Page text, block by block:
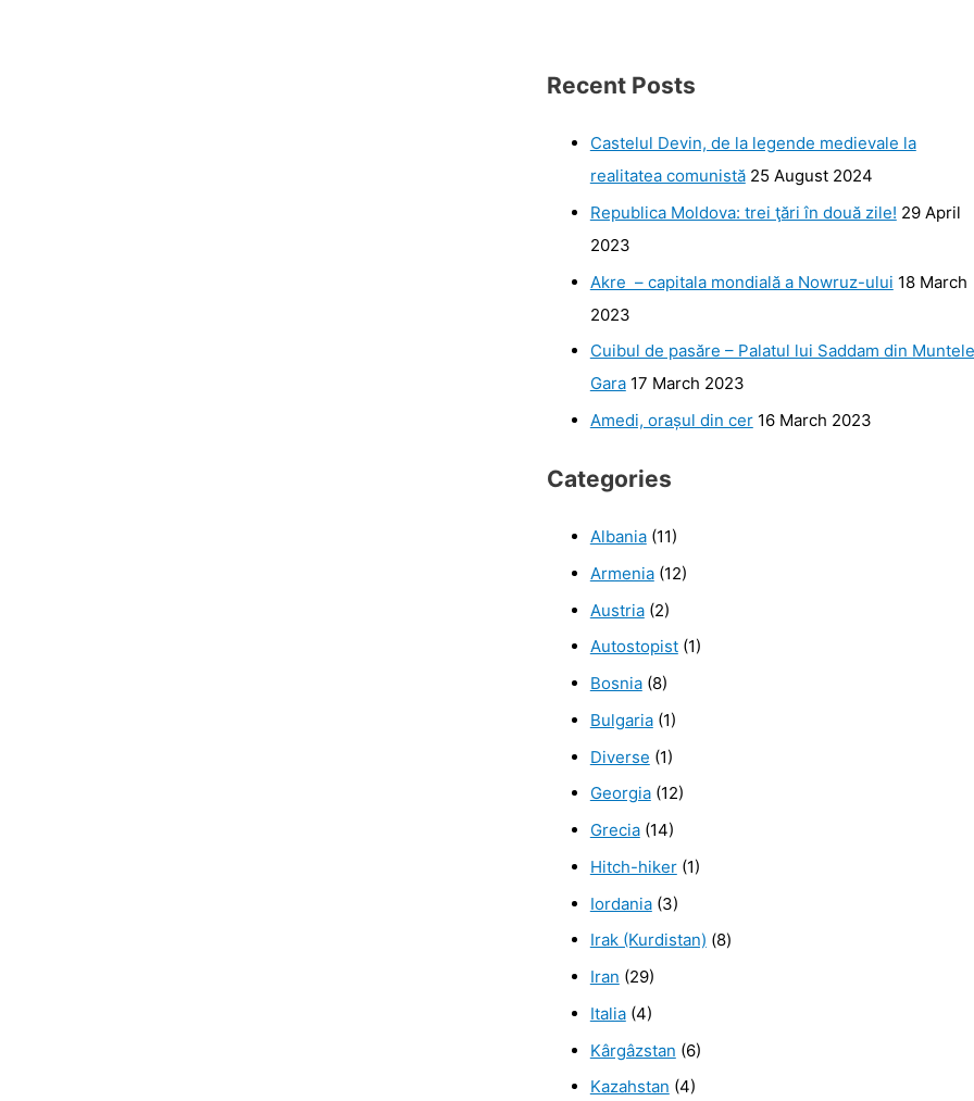
Recent Posts
Castelul Devin, de la legende medievale la
realitatea comunistă 25 August 2024
Republica Moldova: trei ţări în două zile! 29 April
2023
Akre – capitala mondială a Nowruz-ului 18 March
2023
Cuibul de pasăre – Palatul lui Saddam din Muntele
Gara 17 March 2023
Amedi, orașul din cer 16 March 2023
Categories
Albania(11)
Armenia(12)
Austria(2)
Autostopist(1)
Bosnia(8)
Bulgaria(1)
Diverse (1)
Georgia(12)
Grecia(14)
Hitch-hiker(1)
Iordania(3)
Irak (Kurdistan) (8)
Iran (29)
Italia(4)
Kârgâzstan (6)
Kazahstan (4)